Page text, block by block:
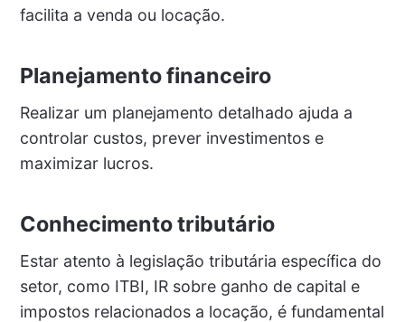
facilita a venda ou locação.
Planejamento financeiro
Realizar um planejamento detalhado ajuda a
controlar custos, prever investimentos e
maximizar lucros.
Conhecimento tributário
Estar atento à legislação tributária específica do
setor, como ITBI, IR sobre ganho de capital e
impostos relacionados a locação, é fundamental